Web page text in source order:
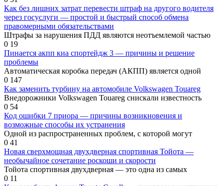
Как без лишних затрат перевести штраф на другого водителя
через госуслуги — простой и быстрый способ обмена
правомерными обязательствами
Штрафы за нарушения ПДД являются неотъемлемой частью
0 19
Пинается акпп киа спортейдж 3 — причины и решение
проблемы
Автоматическая коробка передач (АКПП) является одной
0 147
Как заменить турбину на автомобиле Volkswagen Touareg
Внедорожники Volkswagen Touareg снискали известность
0 54
Код ошибки 7 приора — причины возникновения и
возможные способы их устранения
Одной из распространенных проблем, с которой могут
0 41
Новая сверхмощная двухдверная спортивная Тойота —
необычайное сочетание роскоши и скорости
Тойота спортивная двухдверная — это одна из самых
0 11